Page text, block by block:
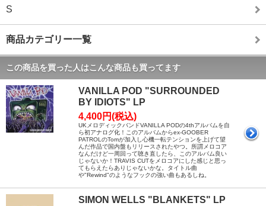
S
商品カテゴリー一覧
この商品を買った人はこんな商品も買ってます
VANILLA POD "SURROUNDED
BY IDIOTS" LP
4,400円(税込)
UKメロディックバンドVANILLA PODの4thアルバムを自
ら初アナログ化！このアルバムからex-GOOBER
PATROLのTomが加入し心機一転テンションを上げて望
んだ作品で国内盤もリリースされたやつ。所謂メロコア
なんだけど一周回って聴き直したら、このアルバム良い
じゃないか！TRAVIS CUTをメロコアにした感じと思っ
てもらえたらありじゃないかな。タイトル曲
や"Rewind"のようなフックの強い曲もあるしね。
SIMON WELLS "BLANKETS" LP